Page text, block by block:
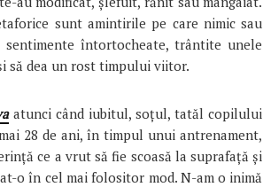
sunt amintirile pe care nimic sau
întortocheate, trântite unele
să dea un rost timpului viitor.
atunci când iubitul, soțul, tatăl copilului
28 de ani, în timpul unui antrenament,
ce a vrut să fie scoasă la suprafață și
o în cel mai folositor mod. N-am o inimă